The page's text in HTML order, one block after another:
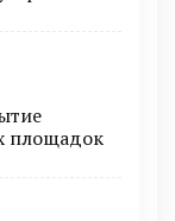
площадок